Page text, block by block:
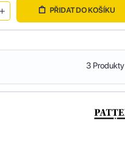
PŘIDAT DO KOŠÍKU
3 Produkty